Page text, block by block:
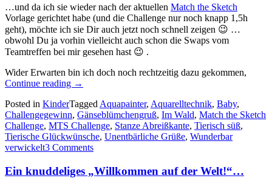
…und da ich sie wieder nach der aktuellen Match the Sketch
Vorlage gerichtet habe (und die Challenge nur noch knapp 1,5h
geht), möchte ich sie Dir auch jetzt noch schnell zeigen 😉 …
obwohl Du ja vorhin vielleicht auch schon die Swaps vom
Teamtreffen bei mir gesehen hast 😉 .
Wider Erwarten bin ich doch noch rechtzeitig dazu gekommen,
Continue reading „Hallo
→
Posted in KinderTagged Aquapainter, Aquarelltechnik, Baby,
Challengegewinn, Gänseblümchengruß, Im Wald, Match the Sketch
Challenge, MTS Challenge, Stanze Abreißkante, Tierisch süß,
Tierische Glückwünsche, Unentbärliche Grüße, Wunderbar
verwickelt3 Comments
Ein knuddeliges „Willkommen auf der Welt!“…